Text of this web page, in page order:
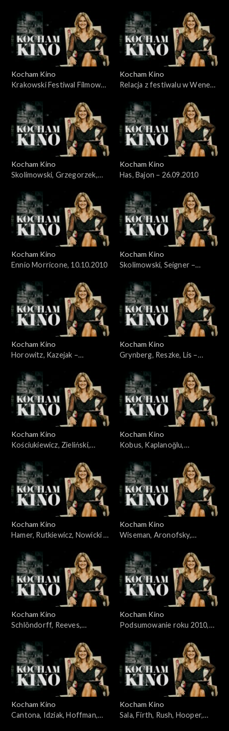
2010 - 23.05.2010
Kocham Kino
Krakowski Festiwal Filmowy
Kocham Kino
Relacja z festiwalu w Wenecji
Kocham Kino
Skolimowski, Grzegorzek,
Kocham Kino
Has, Bajon – 26.09.2010
Kocham Kino
Ennio Morricone, 10.10.2010
Kocham Kino
Skolimowski, Seigner –
Kocham Kino
Horowitz, Kazejak –
Kocham Kino
Grynberg, Reszke, Lis –
Kocham Kino
Kościukiewicz, Zieliński,
Kocham Kino
Kobus, Kaplanoğlu,
21.11.2010
Kocham Kino
Hamer, Rutkiewicz, Nowicki –
Kocham Kino
Wiseman, Aronofsky,
Kocham Kino
Schlöndorff, Reeves,
Kocham Kino
Podsumowanie roku 2010,
10.01.2011
Kocham Kino
Cantona, Idziak, Hoffman,
Kocham Kino
Sala, Firth, Rush, Hooper,